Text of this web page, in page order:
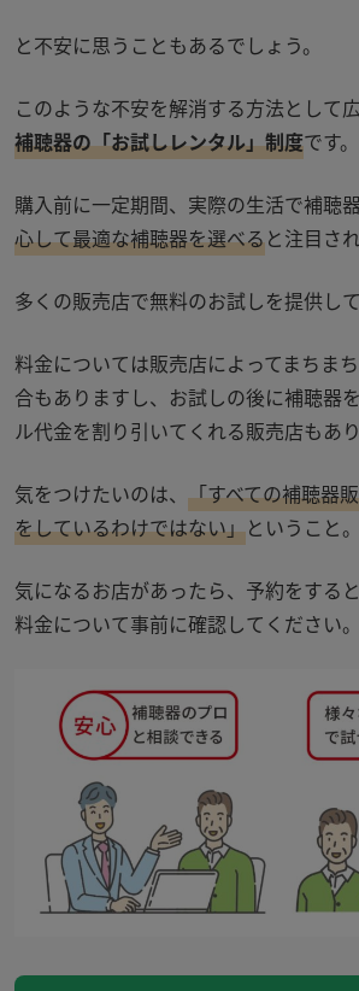
と不安に思うこともあるでしょう。
このような不安を解消する方法として
補聴器の「お試しレンタル」制度です。
購入前に一定期間、実際の生活で補聴
心して最適な補聴器を選べると注目さ
多くの販売店で無料のお試しを提供して
料金については販売店によってまちま
合もありますし、お試しの後に補聴器
ル代金を割り引いてくれる販売店もあり
気をつけたいのは、 「すべての補聴器
をしているわけではない」ということ。
気になるお店があったら、予約をする
料金について事前に確認してください。